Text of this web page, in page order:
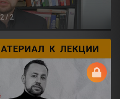
2 / 2